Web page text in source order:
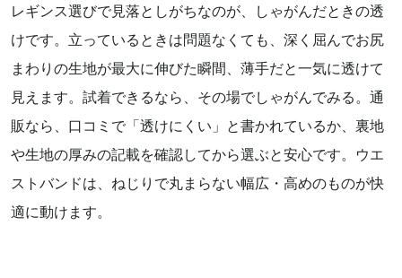
レギンス選びで見落としがちなのが、しゃがんだときの透
けです。立っているときは問題なくても、深く屈んでお尻
まわりの生地が最大に伸びた瞬間、薄手だと一気に透けて
見えます。試着できるなら、その場でしゃがんでみる。通
販なら、口コミで「透けにくい」と書かれているか、裏地
や生地の厚みの記載を確認してから選ぶと安心です。ウエ
ストバンドは、ねじりで丸まらない幅広・高めのものが快
適に動けます。